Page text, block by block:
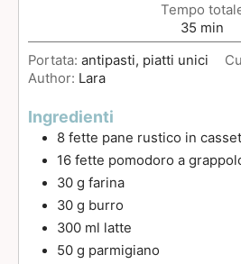
Tempo
35 min
Portata: antipasti, piatti unici
Author: Lara
Ingredienti
8 fette pane rustico in
16 fette pomodoro a
30 g farina
30 g burro
300 ml latte
50 g parmigiano